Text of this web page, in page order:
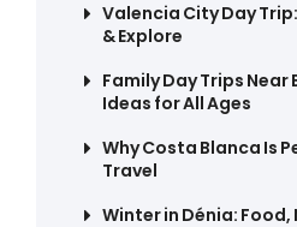
Valencia City Day
& Explore
Family Day Trips Near
Ideas for All Ages
Why Costa Blanca Is
Travel
Winter in Dénia: